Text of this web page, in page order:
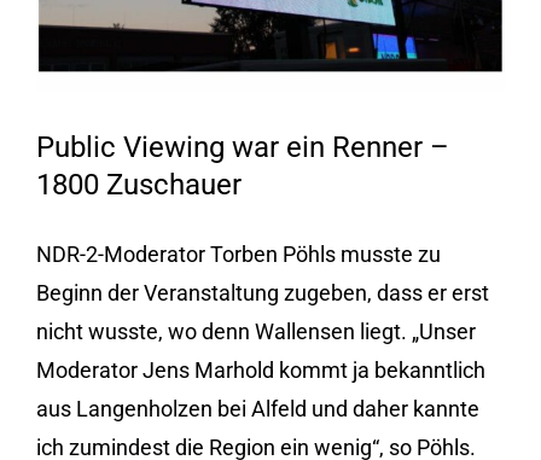
Public Viewing war ein Renner –
1800 Zuschauer
NDR-2-Moderator Torben Pöhls musste zu
Beginn der Veranstaltung zugeben, dass er erst
nicht wusste, wo denn Wallensen liegt. „Unser
Moderator Jens Marhold kommt ja bekanntlich
aus Langenholzen bei Alfeld und daher kannte
ich zumindest die Region ein wenig“, so Pöhls.